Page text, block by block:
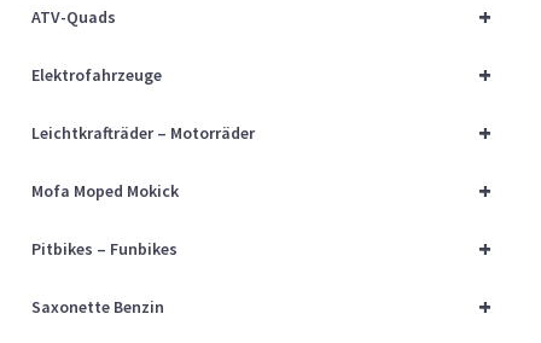
Widerrufsbelehrung
Cart
Checkout
My account
+
ATV-Quads
+
Elektrofahrzeuge
+
Leichtkrafträder – Motorräder
+
Mofa Moped Mokick
+
Pitbikes – Funbikes
+
Saxonette Benzin